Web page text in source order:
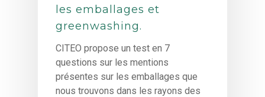
les emballages et
greenwashing.
CITEO propose un test en 7
questions sur les mentions
présentes sur les emballages que
nous trouvons dans les rayons des